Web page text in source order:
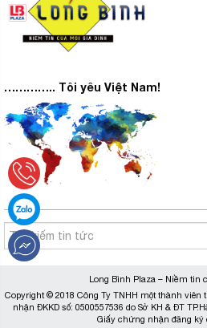
………….. Tôi yêu Việt Nam!
Long Bình Plaza – Niềm tin
Copyright © 2018 Công Ty TNHH một thành
nhận ĐKKD số: 0500557536 do Sở KH & ĐT
Giấy chứng nhận đăng ký